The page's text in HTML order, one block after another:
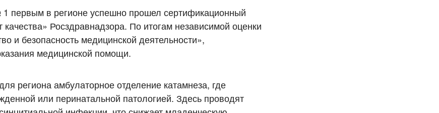
первым в регионе успешно прошел сертификационный
Росздравнадзора. По итогам независимой оценки
и безопасность медицинской деятельности»,
медицинской помощи.
региона амбулаторное отделение катамнеза, где
или перинатальной патологией. Здесь проводят